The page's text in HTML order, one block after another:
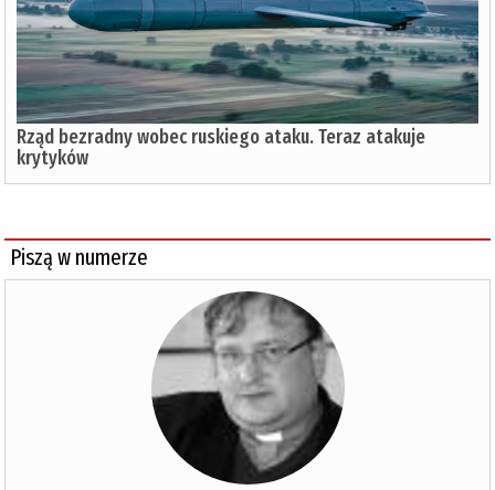
Rząd bezradny wobec ruskiego ataku. Teraz atakuje
krytyków
Piszą w numerze